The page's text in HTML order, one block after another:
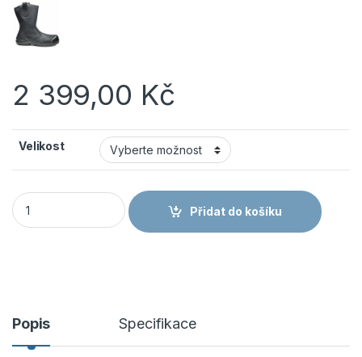
2 399,00 Kč
Velikost
BASE BE-MIGHTY/BE-EXTREME S3S CI SC LG FO SR
Přidat do košíku
Popis Specifikace